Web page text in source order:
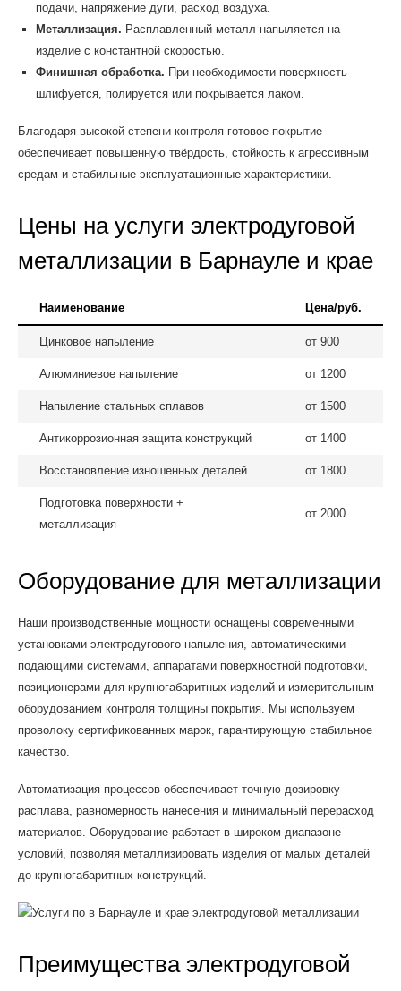
подачи, напряжение дуги, расход воздуха.
Металлизация. Расплавленный металл напыляется на
изделие с константной скоростью.
Финишная обработка. При необходимости поверхность
шлифуется, полируется или покрывается лаком.
Благодаря высокой степени контроля готовое покрытие
обеспечивает повышенную твёрдость, стойкость к агрессивным
средам и стабильные эксплуатационные характеристики.
Цены на услуги электродуговой
металлизации в Барнауле и крае
Наименование Цена/руб.
Цинковое напыление от 900
Алюминиевое напыление от 1200
Напыление стальных сплавов от 1500
Антикоррозионная защита конструкций от 1400
Восстановление изношенных деталей от 1800
Подготовка поверхности +
металлизация
от 2000
Оборудование для металлизации
Наши производственные мощности оснащены современными
установками электродугового напыления, автоматическими
подающими системами, аппаратами поверхностной подготовки,
позиционерами для крупногабаритных изделий и измерительным
оборудованием контроля толщины покрытия. Мы используем
проволоку сертификованных марок, гарантирующую стабильное
качество.
Автоматизация процессов обеспечивает точную дозировку
расплава, равномерность нанесения и минимальный перерасход
материалов. Оборудование работает в широком диапазоне
условий, позволяя металлизировать изделия от малых деталей
до крупногабаритных конструкций.
Преимущества электродуговой